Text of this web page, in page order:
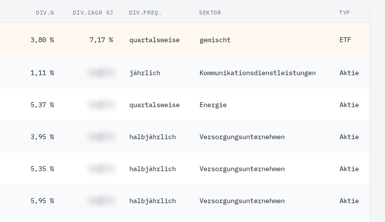
DIV.% DIV.CAGR 5J DIV.FREQ. SEKTOR TYP
3,80 % 7,17 % quartalsweise gemischt ETF
1,11 % jährlich Kommunikationsdienstleistungen Aktie
5,37 % quartalsweise Energie Aktie
3,95 % halbjährlich Versorgungsunternehmen Aktie
5,35 % halbjährlich Versorgungsunternehmen Aktie
5,95 % halbjährlich Versorgungsunternehmen Aktie